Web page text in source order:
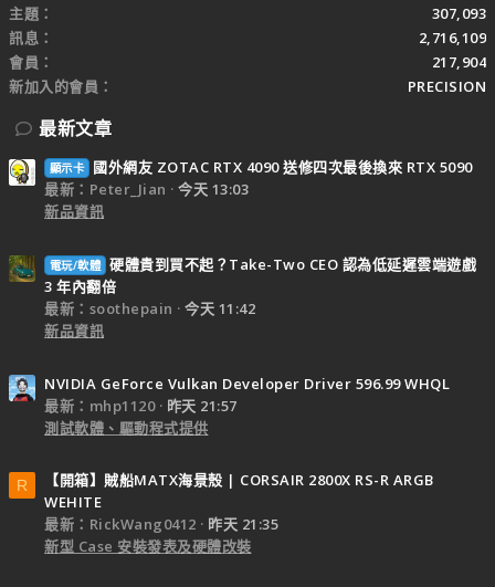
主題
307,093
訊息
2,716,109
會員
217,904
新加入的會員
PRECISION
最新文章
顯示卡
國外網友 ZOTAC RTX 4090 送修四次最後換來 RTX 5090
最新：Peter_Jian
今天 13:03
新品資訊
電玩/軟體 硬體貴到買不起？Take-Two CEO 認為低延遲雲端遊戲
3 年內翻倍
最新：soothepain
今天 11:42
新品資訊
NVIDIA GeForce Vulkan Developer Driver 596.99 WHQL
最新：mhp1120
昨天 21:57
測試軟體、驅動程式提供
R
【開箱】賊船MATX海景殼 | CORSAIR 2800X RS-R ARGB
WEHITE
最新：RickWang0412
昨天 21:35
新型 Case 安裝發表及硬體改裝